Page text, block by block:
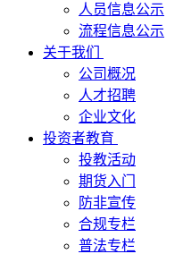
人员信息公示
流程信息公示
关于我们
公司概况
人才招聘
企业文化
投资者教育
投教活动
期货入门
防非宣传
合规专栏
普法专栏